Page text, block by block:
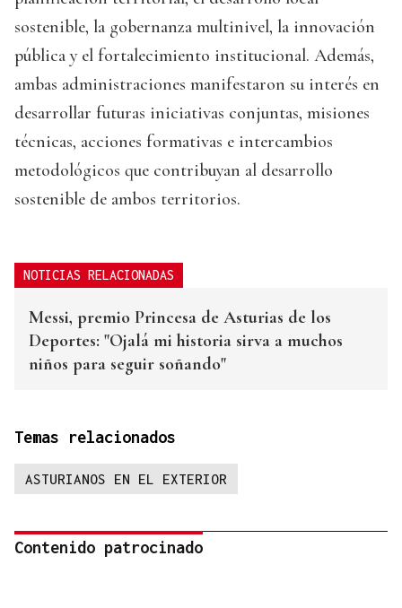
sostenible, la gobernanza multinivel, la innovación
pública y el fortalecimiento institucional. Además,
ambas administraciones manifestaron su interés en
desarrollar futuras iniciativas conjuntas, misiones
técnicas, acciones formativas e intercambios
metodológicos que contribuyan al desarrollo
sostenible de ambos territorios.
NOTICIAS RELACIONADAS
Messi, premio Princesa de Asturias de los
Deportes: "Ojalá mi historia sirva a muchos
niños para seguir soñando"
Temas relacionados
ASTURIANOS EN EL EXTERIOR
Contenido patrocinado